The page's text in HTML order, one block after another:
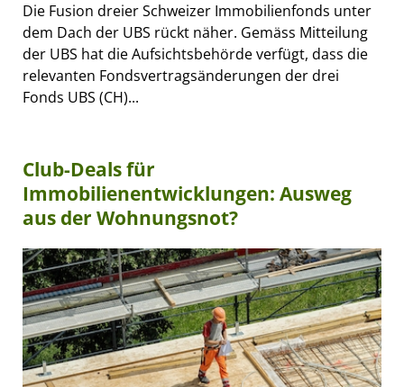
Die Fusion dreier Schweizer Immobilienfonds unter
dem Dach der UBS rückt näher. Gemäss Mitteilung
der UBS hat die Aufsichtsbehörde verfügt, dass die
relevanten Fondsvertragsänderungen der drei
Fonds UBS (CH)...
Club-Deals für
Immobilienentwicklungen: Ausweg
aus der Wohnungsnot?